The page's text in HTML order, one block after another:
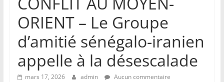
ORIENT – Le Groupe
d’amitié sénégalo-iranien
appelle à la désescalade
mars 17, 2026 admin Aucun commentaire